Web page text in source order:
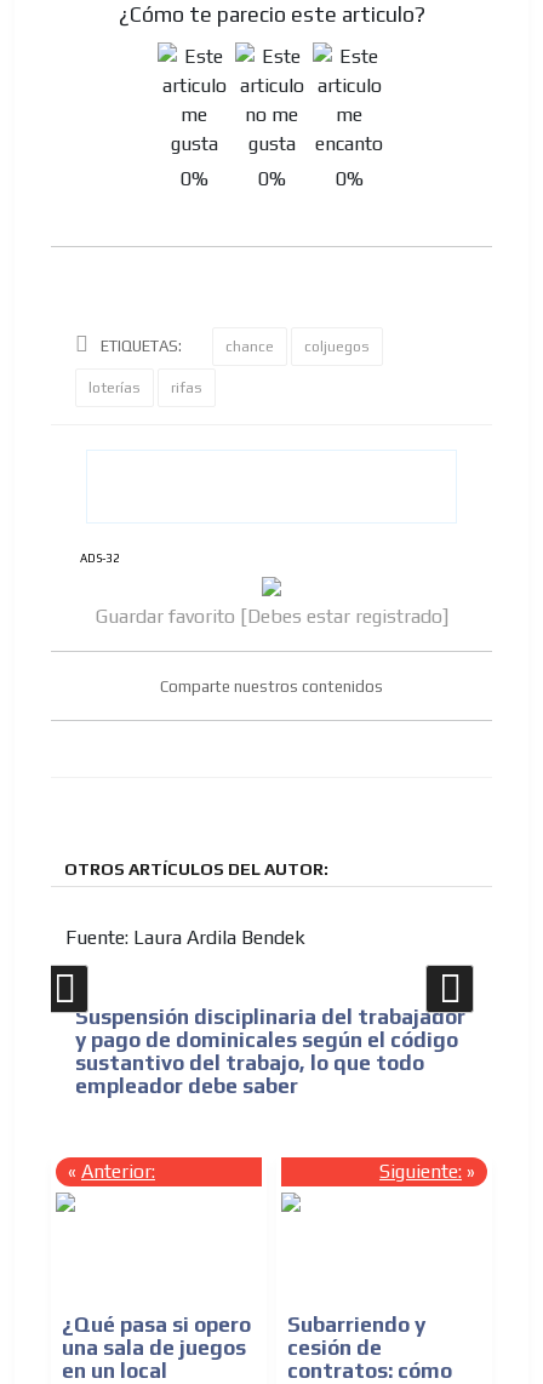
¿Cómo te parecio este articulo?
0% 0% 0%
ETIQUETAS: chance coljuegos
loterías rifas
ADS-32
Guardar favorito [Debes estar registrado]
Comparte nuestros contenidos
OTROS ARTÍCULOS DEL AUTOR:
Fuente: Laura Ardila Bendek
Suspensión disciplinaria del trabajador
y pago de dominicales según el código
sustantivo del trabajo, lo que todo
empleador debe saber
« Anterior:
¿Qué pasa si opero
una sala de juegos
en un local
Siguiente: »
Subarriendo y
cesión de
contratos: cómo